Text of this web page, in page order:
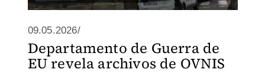
09.05.2026/
Departamento de Guerra de
EU revela archivos de OVNIS